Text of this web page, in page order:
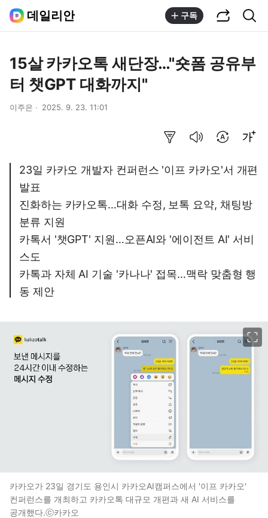
데일리안 구독
15살 카카오톡 새단장…"숏폼 공유부
터 챗GPT 대화까지"
이주은 2025. 9. 23. 11:01
23일 카카오 개발자 컨퍼런스 '이프 카카오'서 개편
발표
진화하는 카카오톡…대화 수정, 보톡 요약, 채팅방
분류 지원
카톡서 '챗GPT' 지원…오픈AI와 '에이전트 AI' 서비
스도
카톡과 자체 AI 기술 '카나나' 접목…맥락 맞춤형 행
동 제안
카카오가 23일 경기도 용인시 카카오AI캠퍼스에서 '이프 카카오'
컨퍼런스를 개최하고 카카오톡 대규모 개편과 새 AI 서비스를
공개했다.ⓒ카카오